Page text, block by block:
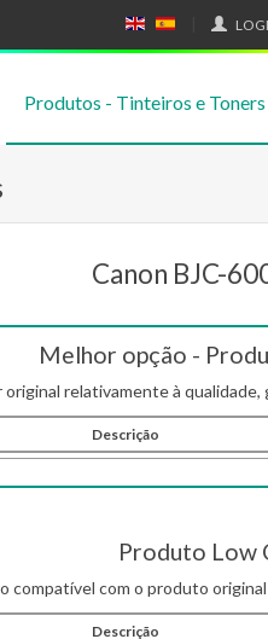
N
H
SP
OL
Produtos - Tinteiros e Toners
Canon BJC-
Melhor opção -
relativamente à qualidade,
Descrição
Produto Low
compatível com o produto original
Descrição